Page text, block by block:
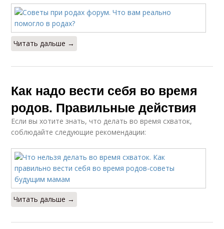
Читать дальше →
Как надо вести себя во время
родов. Правильные действия
Если вы хотите знать, что делать во время схваток,
соблюдайте следующие рекомендации:
Читать дальше →